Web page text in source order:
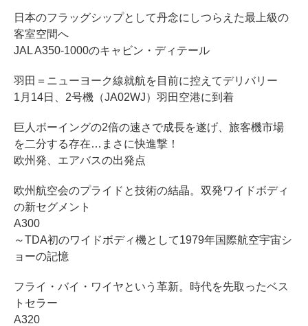
日本のフラッグシップとして丹念にしつらえた最上級の
客室空間へ
JAL A350-1000のキャビン・ディテール
羽田＝ニューヨーク線就航を目前に控えてデリバリー
1月14日、2号機（JA02WJ）羽田空港に到着
巨人ボーイングの2倍の速さで成長を遂げ、旅客機市場
を二分する存在…まさに快進撃！
欧州発、エアバスの出発点
欧州航空会のプライドと技術の結晶。双発ワイドボディ
の新セグメント
A300
～TDA初のワイドボディ機として1979年国際航空宇宙シ
ョーの記憶
フライ・バイ・ワイヤという革新。時代を先取ったベス
トセラー
A320